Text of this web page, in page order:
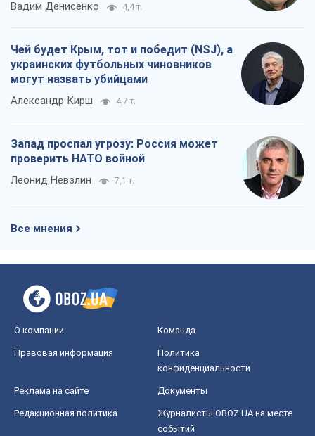
Вадим Денисенко 4,4 т.
Чей будет Крым, тот и победит (NSJ), а
украинских футбольных чиновников
могут назвать убийцами
Александр Кирш 4,7 т.
Запад проспал угрозу: Россия может
проверить НАТО войной
Леонид Невзлин 7,1 т.
Все мнения
О компании Команда
Правовая информация
Политика
конфиденциальности
Реклама на сайте Документы
Редакционная политика
Журналисты OBOZ.UA на месте
событий